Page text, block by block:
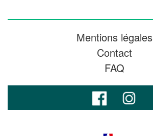
Mentions légales
Contact
FAQ